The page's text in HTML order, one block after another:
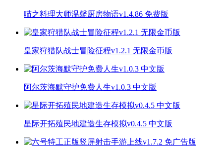
喵之料理大师温馨厨房物语v1.4.86 免费版
皇家狩猎队战士冒险征程v1.2.1 无限金币版
阿尔茨海默守护免费人生v1.0.3 中文版
星际开拓殖民地建造生存模拟v0.4.5 中文版